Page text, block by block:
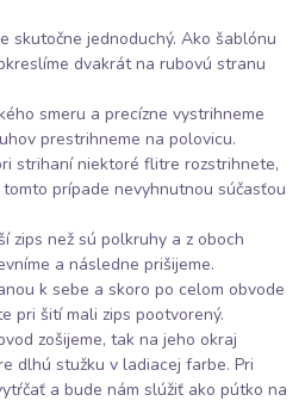
skutočne jednoduchý. Ako šablónu
dvakrát na rubovú stranu
smeru a precízne vystrihneme
prestrihneme na polovicu.
strihaní niektoré flitre rozstrihnete,
prípade nevyhnutnou súčasťou
zips než sú polkruhy a z oboch
a následne prišijeme.
k sebe a skoro po celom obvode
pri šití mali zips pootvorený.
zošijeme, tak na jeho okraj
dlhú stužku v ladiacej farbe. Pri
a bude nám slúžiť ako pútko na